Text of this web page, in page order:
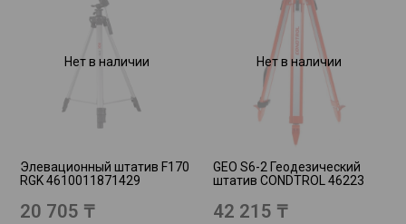
Нет в наличии
Элевационный штатив F170
RGK 4610011871429
20 705 ₸
Нет в наличии
GEO S6-2 Геодезический
штатив CONDTROL 46223
42 215 ₸